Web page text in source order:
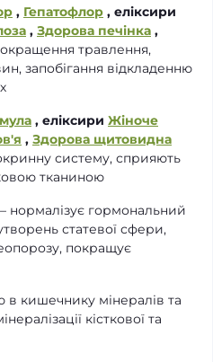
, Гепатофлор , еліксири
, Здорова печінка ,
травлення,
запобігання відкладенню
, еліксири Жіноче
, Здорова щитовидна
систему, сприяють
тканиною
– нормалізує гормональний
статевої сфери,
покращує
в кишечнику мінералів та
кісткової та